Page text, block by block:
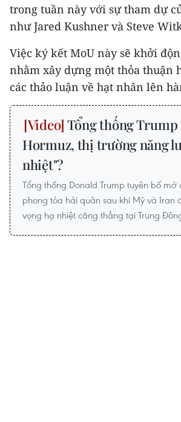
trong tuần này với sự tham dự
như Jared Kushner và Steve
Việc ký kết MoU này sẽ khởi
nhằm xây dựng một thỏa thuận
các thảo luận về hạt nhân lên
Tổng thống Trump
Hormuz, thị trường năng
nhiệt"?
Tổng thống Donald Trump tuyên bố
phong tỏa hải quân sau khi Mỹ và Iran
vọng hạ nhiệt căng thẳng tại Trung